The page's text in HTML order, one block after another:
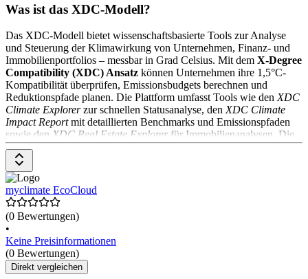
Was ist das XDC-Modell?
Das XDC-Modell bietet wissenschaftsbasierte Tools zur Analyse
und Steuerung der Klimawirkung von Unternehmen, Finanz- und
Immobilienportfolios – messbar in Grad Celsius. Mit dem X-Degree
Compatibility (XDC) Ansatz können Unternehmen ihre 1,5°C-
Kompatibilität überprüfen, Emissionsbudgets berechnen und
Reduktionspfade planen. Die Plattform umfasst Tools wie denXDC
Climate Explorerzur schnellen Statusanalyse, denXDC Climate
Impact Reportmit detaillierten Benchmarks und Emissionspfaden
sowie den XDC Real Estate Explorer für Immobilienanalysen. Die
Lösungen unterstützen Unternehmen dabei, ESG-Reporting zu
erweitern, Klimarisiken zu bewerten und nachhaltige Investitionen
zu planen.
myclimate EcoCloud
(0 Bewertungen)
•
Keine Preisinformationen
(0 Bewertungen)
Direkt vergleichen